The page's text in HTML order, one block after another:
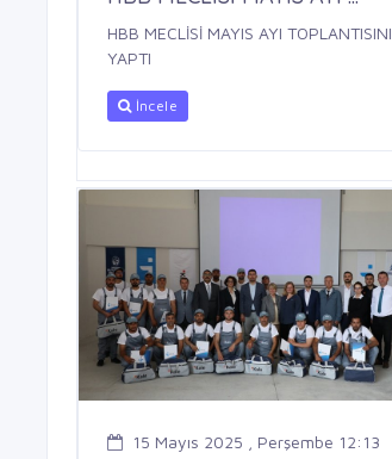
HBB MECLİSİ MAYIS AYI TOPLANTISINI
YAPTI
İncele
15 Mayıs 2025 , Perşembe 12:13